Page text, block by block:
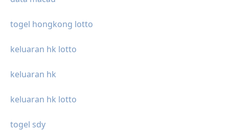
togel hongkong lotto
keluaran hk lotto
keluaran hk
keluaran hk lotto
togel sdy